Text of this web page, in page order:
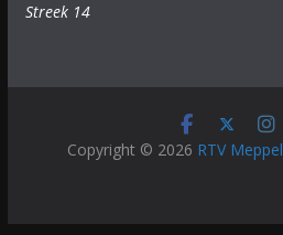
Streek 14
Copyright © 2026 RTV Meppel